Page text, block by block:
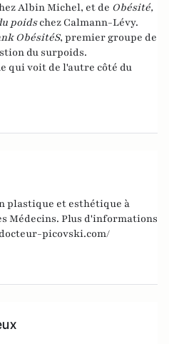
Albin Michel, et de Obésité,
poids chez Calmann-Lévy.
ObésitéS, premier groupe de
du surpoids.
qui voit de l'autre côté du
plastique et esthétique à
Médecins. Plus d'informations
picovski.com/